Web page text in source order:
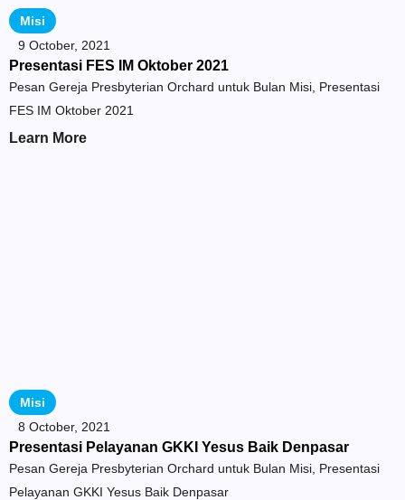
Misi
9 October, 2021
Presentasi FES IM Oktober 2021
Pesan Gereja Presbyterian Orchard untuk Bulan Misi, Presentasi
FES IM Oktober 2021
Learn More
Misi
8 October, 2021
Presentasi Pelayanan GKKI Yesus Baik Denpasar
Pesan Gereja Presbyterian Orchard untuk Bulan Misi, Presentasi
Pelayanan GKKI Yesus Baik Denpasar